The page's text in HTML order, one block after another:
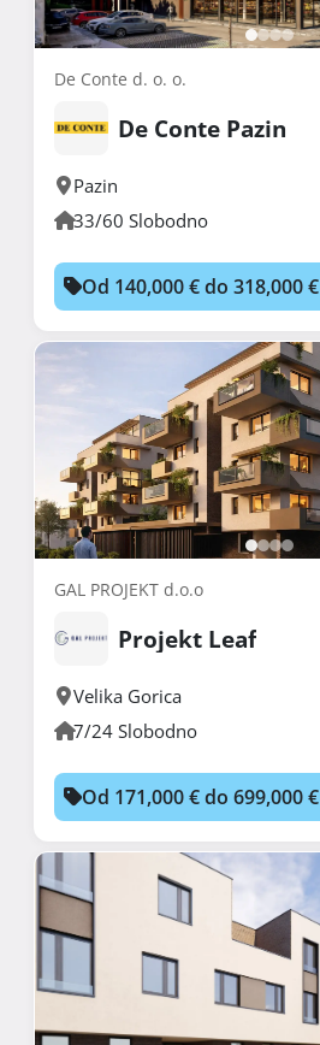
De Conte d. o. o.
De Conte Pazin
Pazin
33/60 Slobodno
Od 140,000 € do 318,000 €
GAL PROJEKT d.o.o
Projekt Leaf
Velika Gorica
7/24 Slobodno
Od 171,000 € do 699,000 €